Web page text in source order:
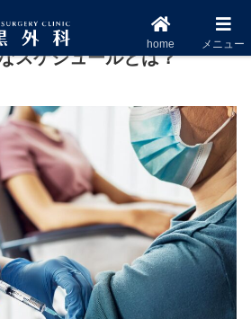
インフルエンザ・コロナワ
スケジュールとは？
home メニュー